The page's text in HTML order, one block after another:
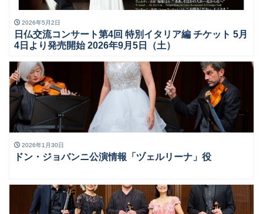
2026年5月2日
日仏交流コンサート第4回 特別イタリア編 チケット 5月
4日より発売開始 2026年9月5日（土）
2026年1月30日
ドン・ジョバンニ公演情報「ヅェルリーナ」役